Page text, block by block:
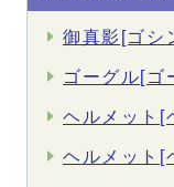
御真影[ゴシ
ゴーグル[ゴ
ヘルメット[
ヘルメット[